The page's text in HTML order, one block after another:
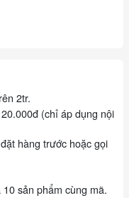
2tr.
(chỉ áp dụng nội
hàng trước hoặc gọi
sản phẩm cùng mã.